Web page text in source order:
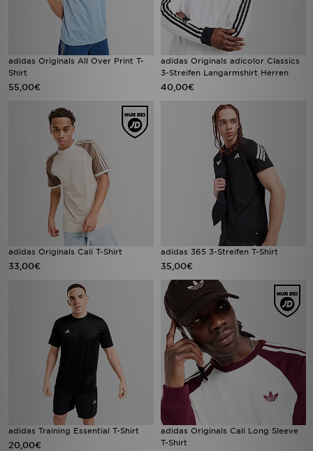
adidas Originals All Over Print T-
Shirt
55,00€
adidas Originals adicolor Classics
3-Streifen Langarmshirt Herren
40,00€
adidas Originals Cali T-Shirt
33,00€
adidas 365 3-Streifen T-Shirt
35,00€
adidas Training Essential T-Shirt
20,00€
adidas Originals Cali Long Sleeve
T-Shirt